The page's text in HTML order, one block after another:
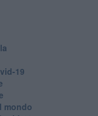
19
mondo